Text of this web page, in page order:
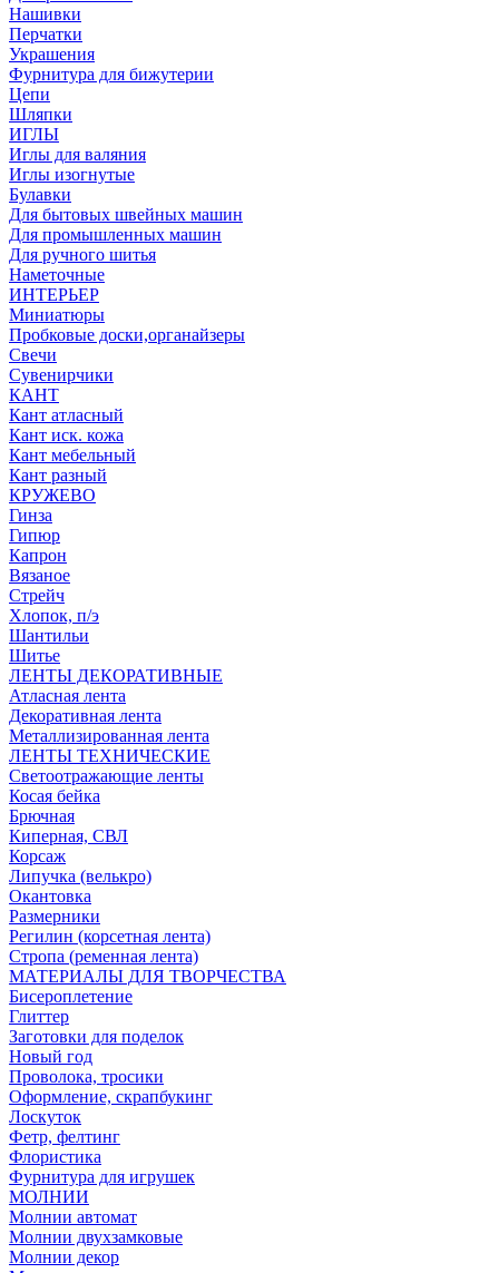
Нашивки
Перчатки
Украшения
Фурнитура для бижутерии
Цепи
Шляпки
ИГЛЫ
Иглы для валяния
Иглы изогнутые
Булавки
Для бытовых швейных машин
Для промышленных машин
Для ручного шитья
Наметочные
ИНТЕРЬЕР
Миниатюры
Пробковые доски,органайзеры
Свечи
Сувенирчики
КАНТ
Кант атласный
Кант иск. кожа
Кант мебельный
Кант разный
КРУЖЕВО
Гинза
Гипюр
Капрон
Вязаное
Стрейч
Хлопок, п/э
Шантильи
Шитье
ЛЕНТЫ ДЕКОРАТИВНЫЕ
Атласная лента
Декоративная лента
Металлизированная лента
ЛЕНТЫ ТЕХНИЧЕСКИЕ
Светоотражающие ленты
Косая бейка
Брючная
Киперная, СВЛ
Корсаж
Липучка (велькро)
Окантовка
Размерники
Регилин (корсетная лента)
Стропа (ременная лента)
МАТЕРИАЛЫ ДЛЯ ТВОРЧЕСТВА
Бисероплетение
Глиттер
Заготовки для поделок
Новый год
Проволока, тросики
Оформление, скрапбукинг
Лоскуток
Фетр, фелтинг
Флористика
Фурнитура для игрушек
МОЛНИИ
Молнии автомат
Молнии двухзамковые
Молнии декор